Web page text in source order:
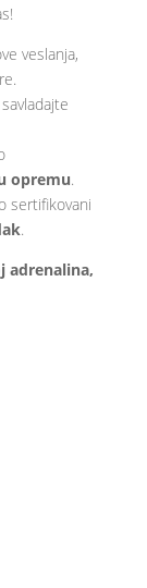
veslanja,
opremu.
sertifikovani
.
adrenalina,